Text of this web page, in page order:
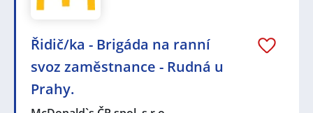
Řidič/ka - Brigáda na ranní
svoz zaměstnance - Rudná u
Prahy.